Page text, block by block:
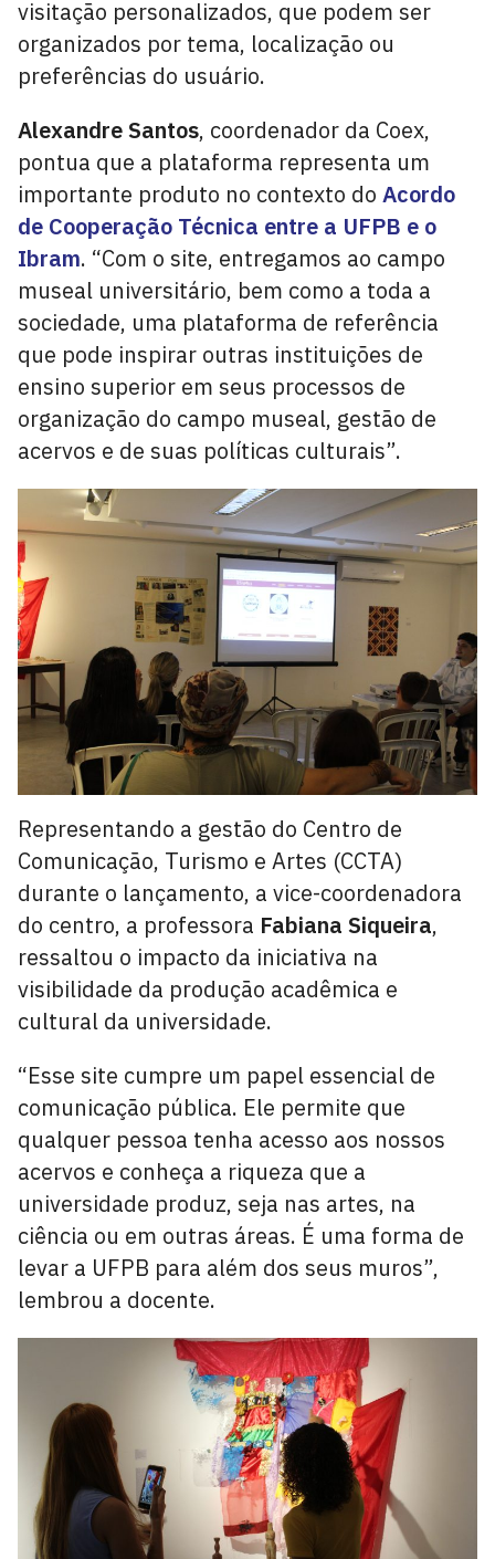
visitação personalizados, que podem ser
organizados por tema, localização ou
preferências do usuário.
Alexandre Santos, coordenador da Coex,
pontua que a plataforma representa um
importante produto no contexto do Acordo
de Cooperação Técnica entre a UFPB e o
Ibram. “Com o site, entregamos ao campo
museal universitário, bem como a toda a
sociedade, uma plataforma de referência
que pode inspirar outras instituições de
ensino superior em seus processos de
organização do campo museal, gestão de
acervos e de suas políticas culturais”.
Representando a gestão do Centro de
Comunicação, Turismo e Artes (CCTA)
durante o lançamento, a vice-coordenadora
do centro, a professora Fabiana Siqueira,
ressaltou o impacto da iniciativa na
visibilidade da produção acadêmica e
cultural da universidade.
“Esse site cumpre um papel essencial de
comunicação pública. Ele permite que
qualquer pessoa tenha acesso aos nossos
acervos e conheça a riqueza que a
universidade produz, seja nas artes, na
ciência ou em outras áreas. É uma forma de
levar a UFPB para além dos seus muros”,
lembrou a docente.